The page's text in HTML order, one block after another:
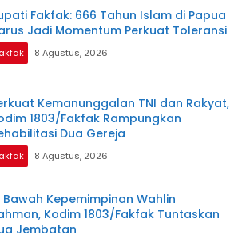
Fakfak: 666 Tahun Islam di Papua
Jadi Momentum Perkuat Toleransi
8 Agustus, 2026
Kemanunggalan TNI dan Rakyat,
1803/Fakfak Rampungkan
Dua Gereja
8 Agustus, 2026
Bawah Kepemimpinan Wahlin
Kodim 1803/Fakfak Tuntaskan
Jembatan